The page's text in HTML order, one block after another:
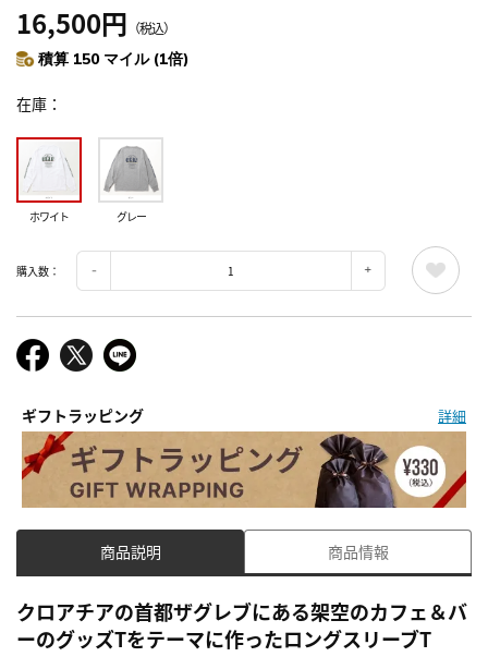
16,500円 （税込）
積算 150 マイル (1倍)
在庫
ホワイト グレー
購入数：
ギフトラッピング 詳細
商品説明 商品情報
クロアチアの首都ザグレブにある架空のカフェ＆バ
ーのグッズTをテーマに作ったロングスリーブT